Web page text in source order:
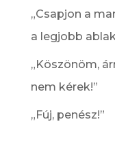
„Csapjon a
a legjobb
„Köszönöm,
nem kérek!”
„Fúj, penész!”